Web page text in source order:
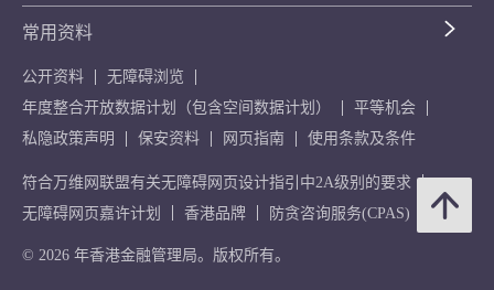
常用资料
公开资料
无障碍浏览
年度整合开放数据计划（包含空间数据计划）
平等机会
私隐政策声明
保安资料 网页指南 使用条款及条件
符合万维网联盟有关无障碍网页设计指引中2A级别的要求
无障碍网页嘉许计划
香港品牌 防贪咨询服务(CPAS)
© 2026 年香港金融管理局。版权所有。